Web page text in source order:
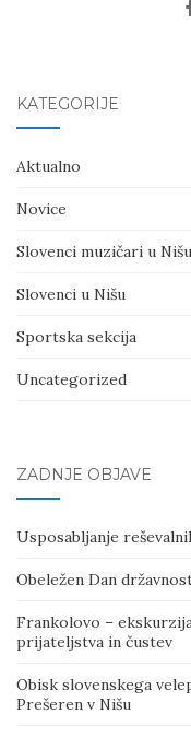
KATEGORIJE
Aktualno
Novice
Slovenci muzičari u Nišu
Slovenci u Nišu
Sportska sekcija
Uncategorized
ZADNJE OBJAVE
Usposabljanje
Obeležen Dan
Frankolovo –
prijateljstva in čustev
Obisk slovenskega
Prešeren v Nišu